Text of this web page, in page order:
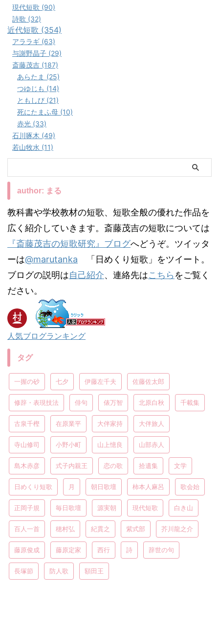
現代短歌 (90)
詩歌 (32)
近代短歌 (354)
アララギ (63)
与謝野晶子 (29)
斎藤茂吉 (187)
あらたま (25)
つゆじも (14)
ともしび (21)
死にたまふ母 (10)
赤光 (33)
石川啄木 (49)
若山牧水 (11)
author: まる
教科書や学校教材の短歌、短歌全般の優れた作品を
広く紹介していきます。斎藤茂吉の短歌については
『斎藤茂吉の短歌研究』ブログへどうぞ。ツイッタ
ーは@marutanka 「日めくり短歌」をツイート。
ブログの説明は自己紹介、連絡先はこちら をご覧く
ださい。
人気ブログランキング
タグ
一握の砂 七夕 伊藤左千夫 佐藤佐太郎
修辞・表現技法 俳句 俵万智 北原白秋 千載集
古泉千樫 在原業平 大伴家持 大伴旅人
寺山修司 小野小町 山上憶良 山部赤人
島木赤彦 式子内親王 恋の歌 拾遺集 文学
日めくり短歌 月 朝日歌壇 柿本人麻呂 歌会始
正岡子規 毎日歌壇 源実朝 現代短歌 白き山
百人一首 穂村弘 紀貫之 紫式部 芥川龍之介
藤原俊成 藤原定家 西行 詩 辞世の句
長塚節 防人歌 額田王